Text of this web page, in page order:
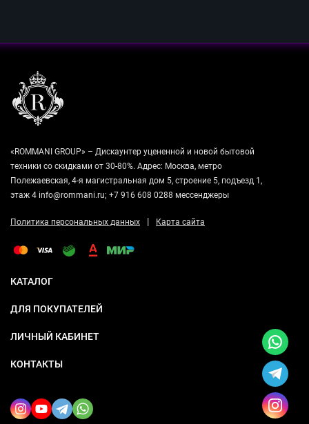
«ROMMANI GROUP» – Дискаунтер уцененной и новой бытовой
техники со скидками от 30-80%. Адрес: Москва, метро
Полежаевская, 4-я магистральная дом 5, строение 5, подъезд 1,
этаж 4 info@rommani.ru; +7 916 608 0288 мессенджеры
Политика персональных данных | Карта сайта
КАТАЛОГ
ДЛЯ ПОКУПАТЕЛЕЙ
ЛИЧНЫЙ КАБИНЕТ
КОНТАКТЫ